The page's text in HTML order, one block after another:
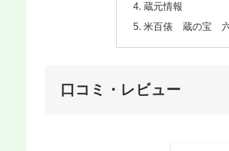
蔵元情報
米百俵 蔵の宝
口コミ・レビュー